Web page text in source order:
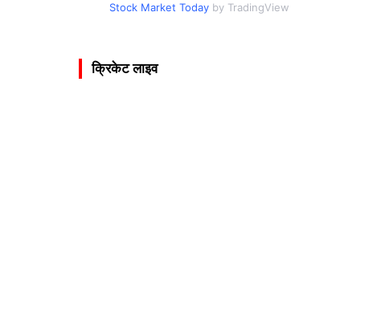
Stock Market Today by TradingView
क्रिकेट लाइव